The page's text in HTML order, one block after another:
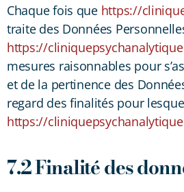
Chaque fois que https://
traite des Données
https://
mesures raisonnables pour
et de la pertinence des
regard des finalités pour
https://
7.2 Finalité des